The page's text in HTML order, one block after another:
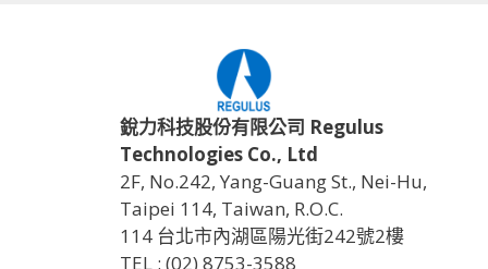
銳力科技股份有限公司 Regulus
Technologies Co., Ltd
2F, No.242, Yang-Guang St., Nei-Hu,
Taipei 114, Taiwan, R.O.C.
114 台北市內湖區陽光街242號2樓
TEL : (02) 8753-3588